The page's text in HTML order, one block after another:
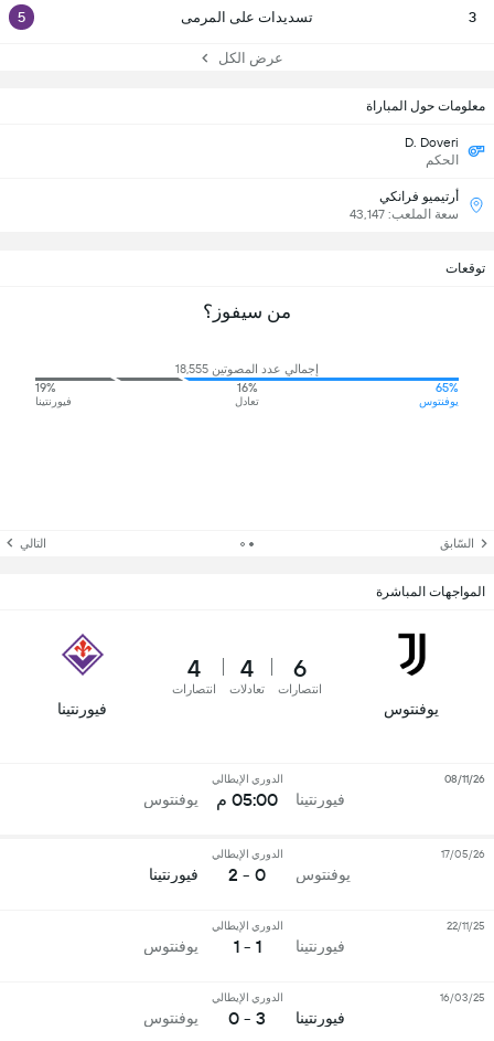
3 تسديدات على المرمى 5
عرض الكل
معلومات حول المباراة
D. Doveri
الحكم
أرتيميو فرانكي
سعة الملعب: 43,147
توقعات
من سيفوز؟
إجمالي عدد المصوتين 18,555
65%
يوفنتوس
16%
تعادل
19%
فيورنتينا
السّابق التالي
المواجهات المباشرة
يوفنتوس
6
انتصارات
4
تعادلات
4
انتصارات
فيورنتينا
فيورنتينا
الدوري الإيطالي
05:00 م يوفنتوس
08/11/26
يوفنتوس
الدوري الإيطالي
0 - 2 فيورنتينا
17/05/26
فيورنتينا
الدوري الإيطالي
1 - 1 يوفنتوس
22/11/25
فيورنتينا
الدوري الإيطالي
3 - 0 يوفنتوس
16/03/25